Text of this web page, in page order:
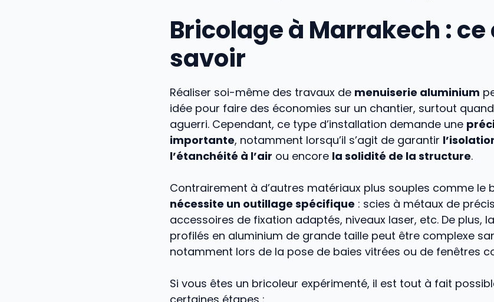
Bricolage à Marrakech : ce
savoir
Réaliser soi-même des travaux de menuiserie aluminium
idée pour faire des économies sur un chantier, surtout
aguerri. Cependant, ce type d’installation demande une
importante, notamment lorsqu’il s’agit de garantir
l’étanchéité à l’air ou encore la solidité de la structure.
Contrairement à d’autres matériaux plus souples comme le
nécessite un outillage spécifique : scies à métaux de
accessoires de fixation adaptés, niveaux laser, etc. De plus,
profilés en aluminium de grande taille peut être complexe
notamment lors de la pose de baies vitrées ou de fenêtres
Si vous êtes un bricoleur expérimenté, il est tout à fait